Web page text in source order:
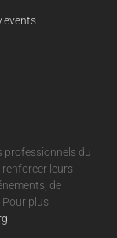
professionnels du
leurs
de
plus